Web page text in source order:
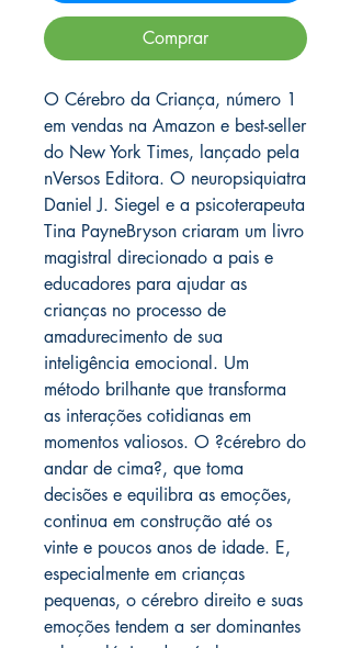
Comprar
O Cérebro da Criança, número 1
em vendas na Amazon e best-seller
do New York Times, lançado pela
nVersos Editora. O neuropsiquiatra
Daniel J. Siegel e a psicoterapeuta
Tina PayneBryson criaram um livro
magistral direcionado a pais e
educadores para ajudar as
crianças no processo de
amadurecimento de sua
inteligência emocional. Um
método brilhante que transforma
as interações cotidianas em
momentos valiosos. O ?cérebro do
andar de cima?, que toma
decisões e equilibra as emoções,
continua em construção até os
vinte e poucos anos de idade. E,
especialmente em crianças
pequenas, o cérebro direito e suas
emoções tendem a ser dominantes